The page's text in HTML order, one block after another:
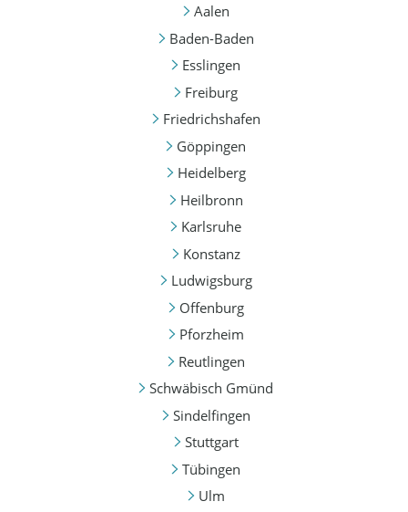
Aalen
Baden-Baden
Esslingen
Freiburg
Friedrichshafen
Göppingen
Heidelberg
Heilbronn
Karlsruhe
Konstanz
Ludwigsburg
Offenburg
Pforzheim
Reutlingen
Schwäbisch Gmünd
Sindelfingen
Stuttgart
Tübingen
Ulm